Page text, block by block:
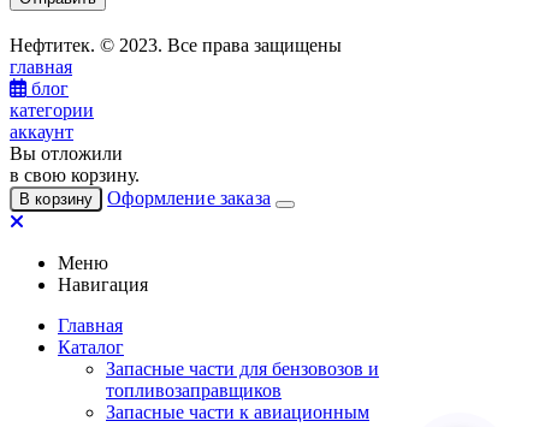
Нефтитек. © 2023. Все права защищены
главная
блог
категории
аккаунт
Вы отложили
в свою корзину.
В корзину Оформление заказа
Меню
Навигация
Главная
Каталог
Запасные части для бензовозов и
топливозаправщиков
Запасные части к авиационным